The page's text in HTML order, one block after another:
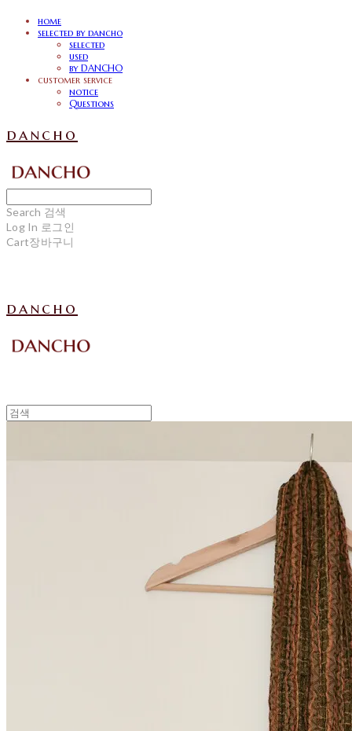
home
selected by dancho
selected
used
by DANCHO
customer service
notice
Questions
dancho
Search 검색
Log In 로그인
Cart장바구니
dancho